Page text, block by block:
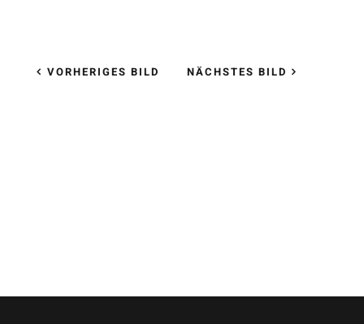
VORHERIGES BILD NÄCHSTES BILD